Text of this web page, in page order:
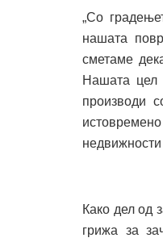
„Со
нашата
сметаме
Нашата цел
производи
Како дел од
грижа за